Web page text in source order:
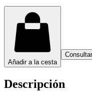
Añadir a la cesta
Consultar
Descripción